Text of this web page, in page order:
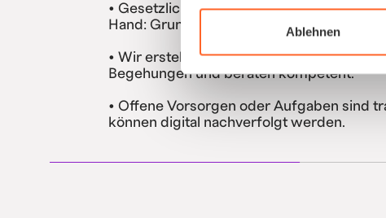
Ablehnen
• Gesetzliche Vorgaben (ASiG, DGUV)
Hand: Grundbetreuung, Vorsorgen etc.
• Wir erstellen die rechtlichen
Begehungen und beraten kompetent.
• Offene Vorsorgen oder Aufgaben sind
können digital nachverfolgt werden.